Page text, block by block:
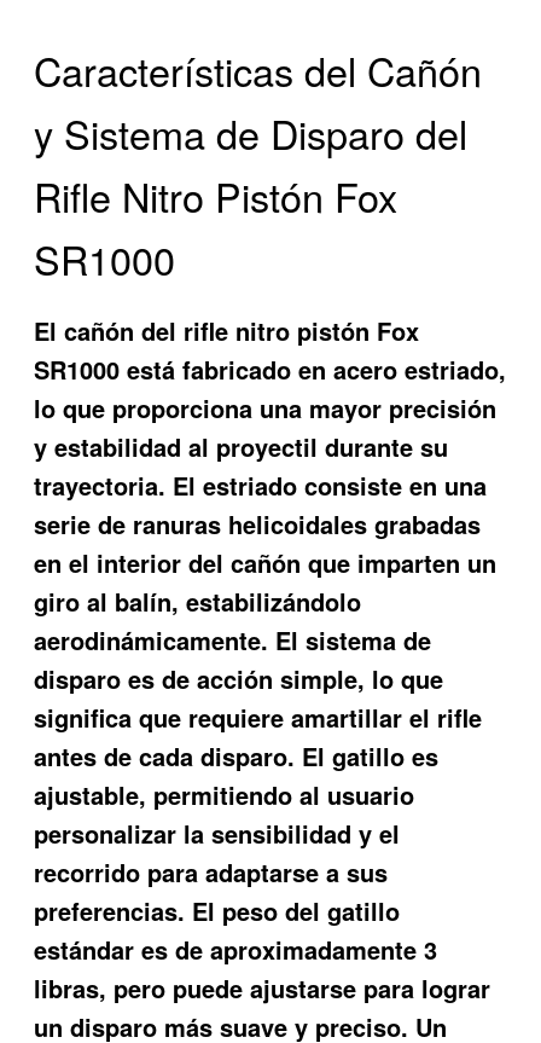
Características del Cañón
y Sistema de Disparo del
Rifle Nitro Pistón Fox
SR1000
El cañón del rifle nitro pistón Fox
SR1000 está fabricado en acero estriado,
lo que proporciona una mayor precisión
y estabilidad al proyectil durante su
trayectoria. El estriado consiste en una
serie de ranuras helicoidales grabadas
en el interior del cañón que imparten un
giro al balín, estabilizándolo
aerodinámicamente. El sistema de
disparo es de acción simple, lo que
significa que requiere amartillar el rifle
antes de cada disparo. El gatillo es
ajustable, permitiendo al usuario
personalizar la sensibilidad y el
recorrido para adaptarse a sus
preferencias. El peso del gatillo
estándar es de aproximadamente 3
libras, pero puede ajustarse para lograr
un disparo más suave y preciso. Un